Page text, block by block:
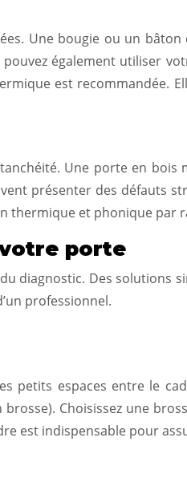
Une bougie ou un
également utiliser
est recommandée.
Une porte en
présenter des défauts
thermique et phonique par
porte
diagnostic. Des solutions
professionnel.
petits espaces entre le
Choisissez une
est indispensable pour